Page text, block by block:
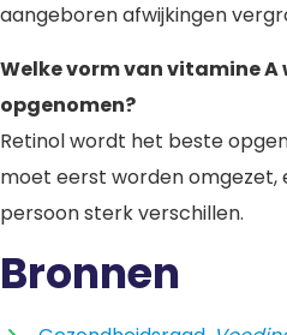
aangeboren afwijkingen
Welke vorm van vitamine
opgenomen?
Retinol wordt het beste
moet eerst worden omgezet,
persoon sterk verschillen.
Bronnen